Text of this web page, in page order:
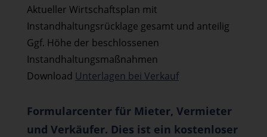
Aktueller Wirtschaftsplan mit
Instandhaltungsrücklage gesamt und anteilig
Ggf. Höhe der beschlossenen
Instandhaltungsmaßnahmen
Download Unterlagen bei Verkauf
Formularcenter für Mieter, Vermieter
und Verkäufer. Dies ist ein kostenloser